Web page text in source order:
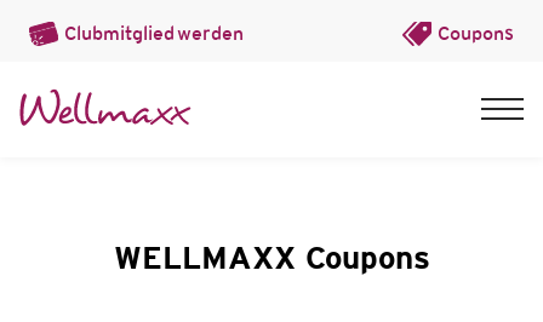
Clubmitgliedwerden Coupons
WELLMAXX Coupons